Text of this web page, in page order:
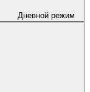
Дневной режим